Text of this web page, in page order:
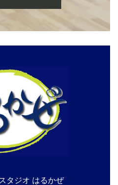
タジオ はるかぜ